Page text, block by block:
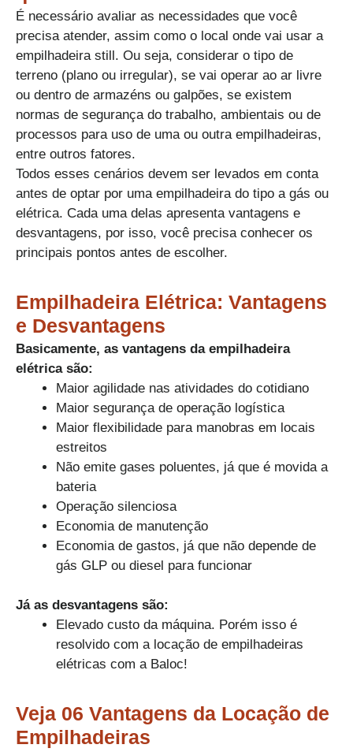
É necessário avaliar as necessidades que você
precisa atender, assim como o local onde vai usar a
empilhadeira still. Ou seja, considerar o tipo de
terreno (plano ou irregular), se vai operar ao ar livre
ou dentro de armazéns ou galpões, se existem
normas de segurança do trabalho, ambientais ou de
processos para uso de uma ou outra empilhadeiras,
entre outros fatores.
​Todos esses cenários devem ser levados em conta
antes de optar por uma empilhadeira do tipo a gás ou
elétrica. Cada uma delas apresenta vantagens e
desvantagens, por isso, você precisa conhecer os
principais pontos antes de escolher.​
Empilhadeira Elétrica: Vantagens
e Desvantagens​
Basicamente, as vantagens da empilhadeira
elétrica são:
Maior agilidade nas atividades do cotidiano
Maior segurança de operação logística
Maior flexibilidade para manobras em locais
estreitos
Não emite gases poluentes, já que é movida a
bateria
Operação silenciosa
Economia de manutenção
Economia de gastos, já que não depende de
gás GLP ou diesel para funcionar
Já as desvantagens são:
Elevado custo da máquina. Porém isso é
resolvido com a locação de empilhadeiras
elétricas com a Baloc!
Veja 06 Vantagens da Locação de
Empilhadeiras